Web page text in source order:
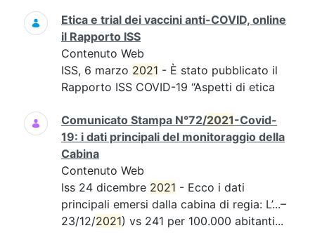
Etica e trial dei vaccini anti-COVID, online
il Rapporto ISS
Contenuto Web
ISS, 6 marzo 2021 - È stato pubblicato il
Rapporto ISS COVID-19 “Aspetti di etica
Comunicato Stampa N°72/2021-Covid-
19: i dati principali del monitoraggio della
Cabina
Contenuto Web
Iss 24 dicembre 2021 - Ecco i dati
principali emersi dalla cabina di regia: L’...–
23/12/2021) vs 241 per 100.000 abitanti...